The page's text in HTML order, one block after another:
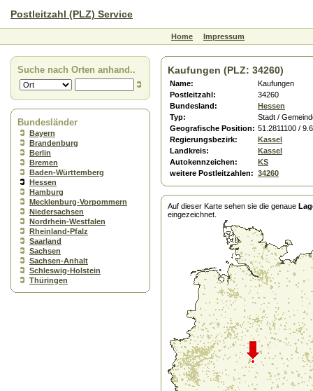
Postleitzahl (PLZ) Service
Home Impressum
Suche nach Orten anhand..
Bundesländer
Bayern
Brandenburg
Berlin
Bremen
Baden-Württemberg
Hessen
Hamburg
Mecklenburg-Vorpommern
Niedersachsen
Nordrhein-Westfalen
Rheinland-Pfalz
Saarland
Sachsen
Sachsen-Anhalt
Schleswig-Holstein
Thüringen
Kaufungen (PLZ: 34260)
Name:
Kaufungen
Postleitzahl:
34260
Bundesland:
Hessen
Typ:
Stadt /
Geografische Position: 51.2811100 /
Regierungsbezirk:
Kassel
Landkreis:
Kassel
Autokennzeichen:
KS
weitere Postleitzahlen: 34260
Auf dieser Karte sehen sie die genaue
eingezeichnet.